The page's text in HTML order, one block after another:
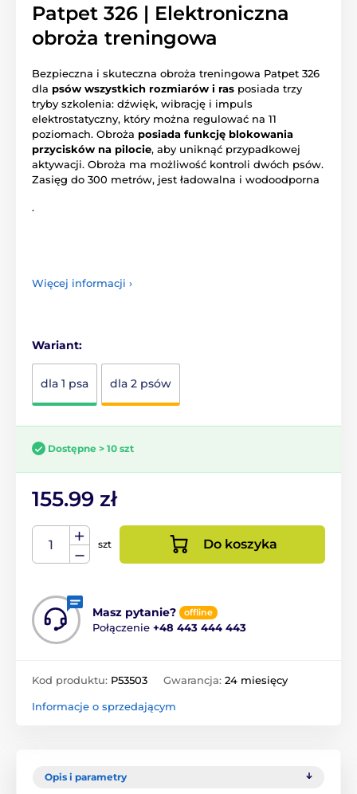
Patpet 326 | Elektroniczna
obroża treningowa
Bezpieczna i skuteczna obroża treningowa Patpet 326
dla psów wszystkich rozmiarów i ras posiada trzy
tryby szkolenia: dźwięk, wibrację i impuls
elektrostatyczny, który można regulować na 11
poziomach. Obroża posiada funkcję blokowania
przycisków na pilocie, aby uniknąć przypadkowej
aktywacji. Obroża ma możliwość kontroli dwóch psów.
Zasięg do 300 metrów, jest ładowalna i wodoodporna
.
Więcej informacji ›
Wariant:
dla 1 psa dla 2 psów
Dostępne > 10 szt
155.99 zł
szt Do koszyka
Masz pytanie? offline
Połączenie +48 443 444 443
Kod produktu: P53503 Gwarancja: 24 miesięcy
Informacje o sprzedającym
Opis i parametry